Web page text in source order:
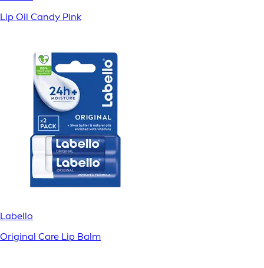
Lip Oil Candy Pink
Labello
Original Care Lip Balm